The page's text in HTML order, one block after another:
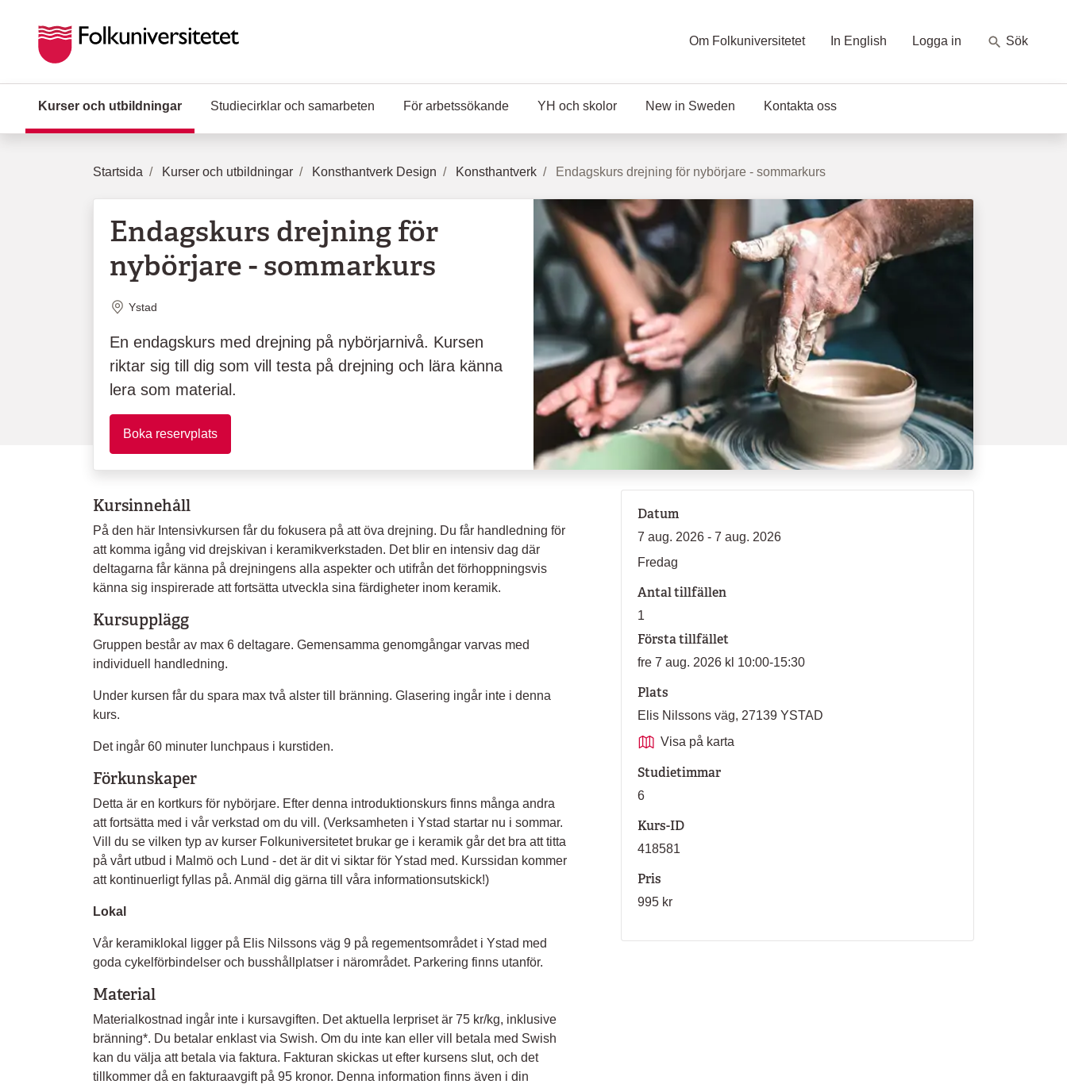
Om Folkuniversitetet In English Logga in Sök
Kurser och utbildningar (Aktuell sida)
Studiecirklar och samarbeten För arbetssökande YH och skolor New in Sweden Kontakta oss
Startsida Kurser och utbildningar Konsthantverk Design Konsthantverk Endagskurs drejning för nybörjare - sommarkurs
Endagskurs drejning för
nybörjare - sommarkurs
Plats
Ystad
En endagskurs med drejning på nybörjarnivå. Kursen
riktar sig till dig som vill testa på drejning och lära känna
lera som material.
Boka reservplats
Kursinnehåll
På den här Intensivkursen får du fokusera på att öva drejning. Du får handledning för
att komma igång vid drejskivan i keramikverkstaden. Det blir en intensiv dag där
deltagarna får känna på drejningens alla aspekter och utifrån det förhoppningsvis
känna sig inspirerade att fortsätta utveckla sina färdigheter inom keramik.
Kursupplägg
Gruppen består av max 6 deltagare. Gemensamma genomgångar varvas med
individuell handledning.
Under kursen får du spara max två alster till bränning. Glasering ingår inte i denna
kurs.
Det ingår 60 minuter lunchpaus i kurstiden.
Förkunskaper
Detta är en kortkurs för nybörjare. Efter denna introduktionskurs finns många andra
att fortsätta med i vår verkstad om du vill. (Verksamheten i Ystad startar nu i sommar.
Vill du se vilken typ av kurser Folkuniversitetet brukar ge i keramik går det bra att titta
på vårt utbud i Malmö och Lund - det är dit vi siktar för Ystad med. Kurssidan kommer
att kontinuerligt fyllas på. Anmäl dig gärna till våra informationsutskick!)
Lokal
Vår keramiklokal ligger på Elis Nilssons väg 9 på regementsområdet i Ystad med
goda cykelförbindelser och busshållplatser i närområdet. Parkering finns utanför.
Material
Materialkostnad ingår inte i kursavgiften. Det aktuella lerpriset är 75 kr/kg, inklusive
bränning*. Du betalar enklast via Swish. Om du inte kan eller vill betala med Swish
kan du välja att betala via faktura. Fakturan skickas ut efter kursens slut, och det
tillkommer då en fakturaavgift på 95 kronor. Denna information finns även i din
Datum
7 aug. 2026 - 7 aug. 2026
Fredag
Antal tillfällen
1
Första tillfället
fre 7 aug. 2026 kl 10:00-15:30
Plats
Elis Nilssons väg, 27139 YSTAD
Visa på karta
Studietimmar
6
Kurs-ID
418581
Pris
995 kr